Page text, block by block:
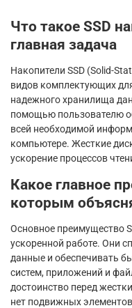
Что такое SSD
главная задача
Накопители SSD (Solid-
видов комплектующих
надежного хранилища
помощью пользователю
всей необходимой
компьютере. Жесткие
ускорение процессов
Какое главное
которым
Основное преимущество
ускоренной работе. Они
данные и обеспечивать
систем, приложений и
достоинство перед
нет подвижных